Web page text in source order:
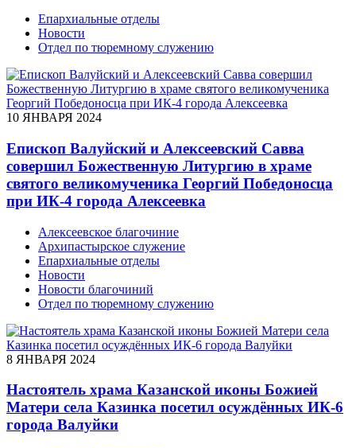
Епархиальные отделы
Новости
Отдел по тюремному служению
10 ЯНВАРЯ 2024
Епископ Валуйский и Алексеевский Савва
совершил Божественную Литургию в храме
святого великомученика Георгий Победоносца
при ИК-4 города Алексеевка
Алексеевское благочиние
Архипастырское служение
Епархиальные отделы
Новости
Новости благочиний
Отдел по тюремному служению
8 ЯНВАРЯ 2024
Настоятель храма Казанской иконы Божией
Матери села Казинка посетил осуждённых ИК-6
города Валуйки